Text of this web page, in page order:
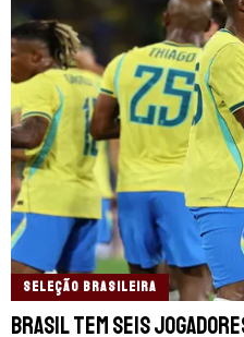
SELEÇÃO BRASILEIRA
Brasil tem seis